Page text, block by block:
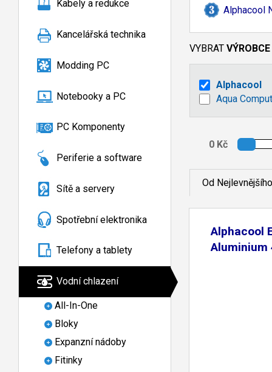
Kabely a redukce
Kancelářská technika
Modding PC
Notebooky a PC
PC Komponenty
Periferie a software
Sítě a servery
Spotřební elektronika
Telefony a tablety
Vodní chlazení
All-In-One
Bloky
Expanzní nádoby
Fitinky
Alphacool
VYBRAT VÝROBCE
Alphacool
Aqua
Od Nejlevnějšího
Alphacool
Aluminium